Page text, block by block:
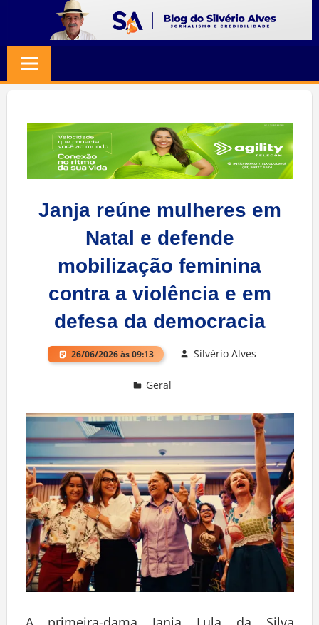
content
SILVERIO
ALVES
Jornalismo
Credibilidade
Janja reúne mulheres em
Natal e defende
mobilização feminina
contra a violência e em
defesa da democracia
26/06/2026 às 09:13 Silvério Alves
Geral